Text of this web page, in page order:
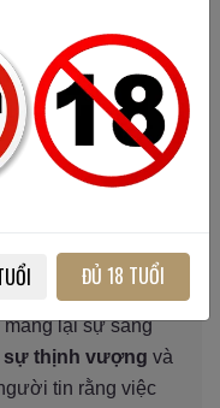
tặng rượu cho
và gắn kết
VSOP, với
được coi là món
MAY MẮN
lại sự sang
sự thịnh vượng và
tin rằng việc
ĐỦ 18 TUỔI